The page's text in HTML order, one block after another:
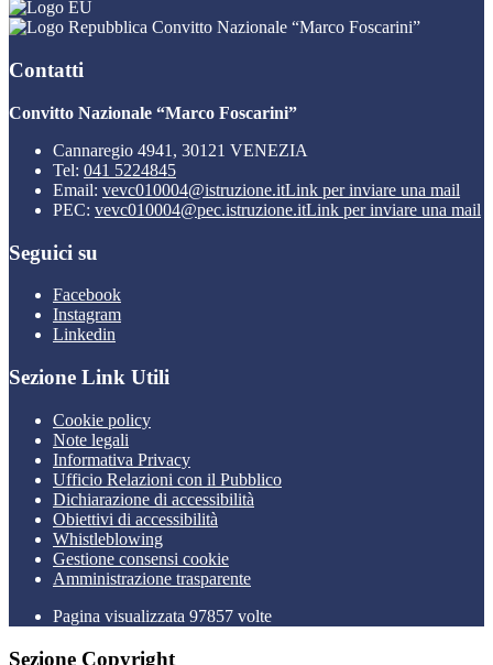
Convitto Nazionale “Marco Foscarini”
Contatti
Convitto Nazionale “Marco Foscarini”
Cannaregio 4941, 30121 VENEZIA
Tel: 041 5224845
Email: vevc010004@istruzione.itLink per inviare una mail
PEC: vevc010004@pec.istruzione.itLink per inviare una mail
Seguici su
Facebook
Instagram
Linkedin
Sezione Link Utili
Cookie policy
Note legali
Informativa Privacy
Ufficio Relazioni con il Pubblico
Dichiarazione di accessibilità
Obiettivi di accessibilità
Whistleblowing
Gestione consensi cookie
Amministrazione trasparente
Pagina visualizzata 97857 volte
Sezione Copyright